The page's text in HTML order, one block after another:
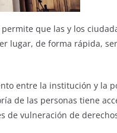
que las y los
lugar, de forma rápida,
entre la institución y la
de las personas tiene
de vulneración de